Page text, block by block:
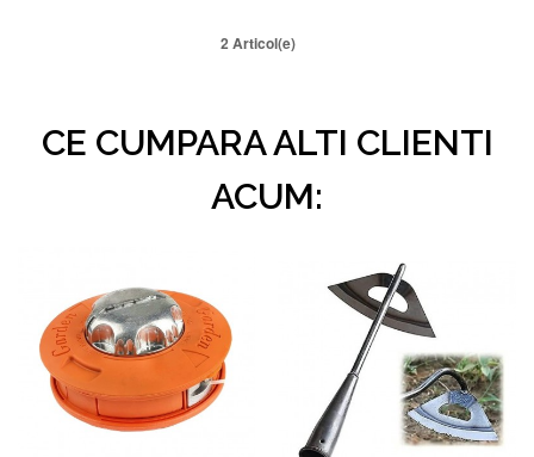
2 Articol(e)
CE CUMPARA ALTI CLIENTI
ACUM: